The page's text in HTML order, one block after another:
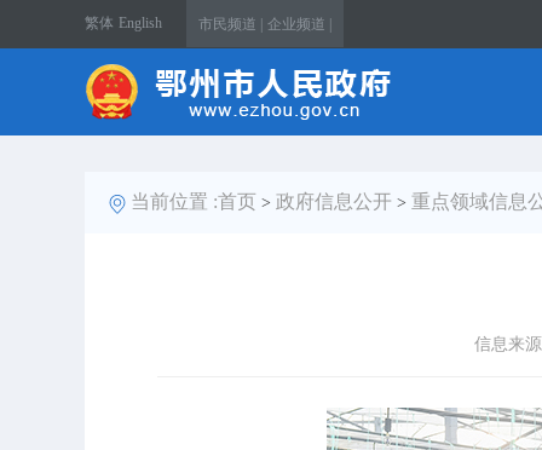
繁体 English 市民频道 | 企业频道 |
当前位置 :首页 > 政府信息公开 > 重点领域信息
信息来